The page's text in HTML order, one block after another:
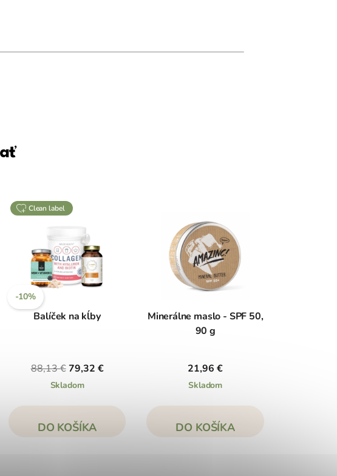
clean label
-10%
Balíček na kĺby
88,13 € 79,32 €
Skladom
DO KOŠÍKA
Minerálne maslo - SPF 50,
90 g
21,96 €
Skladom
DO KOŠÍKA